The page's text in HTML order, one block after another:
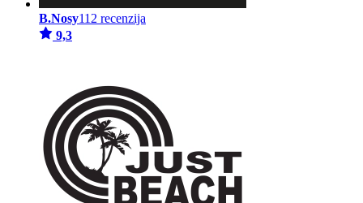
B.Nosy112 recenzija
9,3